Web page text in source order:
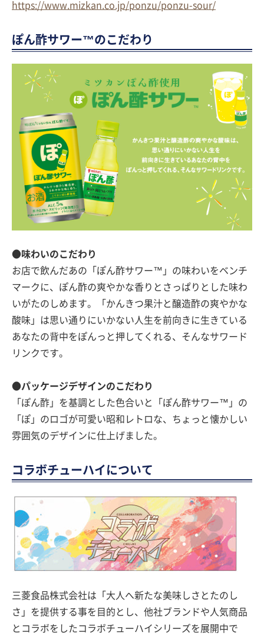
https://www.mizkan.co.jp/ponzu/ponzu-sour/
ぽん酢サワー™のこだわり
●味わいのこだわり
お店で飲んだあの「ぽん酢サワー™」の味わいをベンチ
マークに、ぽん酢の爽やかな香りとさっぱりとした味わ
いがたのしめます。「かんきつ果汁と醸造酢の爽やかな
酸味」は思い通りにいかない人生を前向きに生きている
あなたの背中をぽんっと押してくれる、そんなサワード
リンクです。
●パッケージデザインのこだわり
「ぽん酢」を基調とした色合いと「ぽん酢サワー™」の
「ぽ」のロゴが可愛い昭和レトロな、ちょっと懐かしい
雰囲気のデザインに仕上げました。
コラボチューハイについて
三菱食品株式会社は「大人へ新たな美味しさとたのし
さ」を提供する事を目的とし、他社ブランドや人気商品
とコラボをしたコラボチューハイシリーズを展開中で